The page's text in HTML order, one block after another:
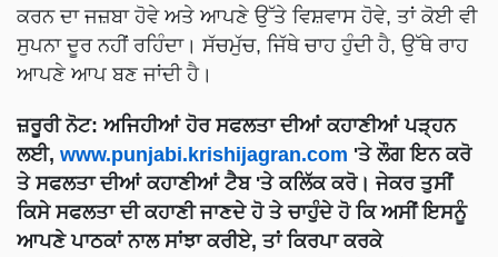
ਕਰਨ ਦਾ ਜਜ਼ਬਾ ਹੋਵੇ ਅਤੇ ਆਪਣੇ ਉੱਤੇ ਵਿਸ਼ਵਾਸ ਹੋਵੇ, ਤਾਂ ਕੋਈ ਵੀ
ਸੁਪਨਾ ਦੂਰ ਨਹੀਂ ਰਹਿੰਦਾ। ਸੱਚਮੁੱਚ, ਜਿੱਥੇ ਚਾਹ ਹੁੰਦੀ ਹੈ, ਉੱਥੇ ਰਾਹ
ਆਪਣੇ ਆਪ ਬਣ ਜਾਂਦੀ ਹੈ।
ਜ਼ਰੂਰੀ ਨੋਟ: ਅਜਿਹੀਆਂ ਹੋਰ ਸਫਲਤਾ ਦੀਆਂ ਕਹਾਣੀਆਂ ਪੜ੍ਹਨ
ਲਈ, www.punjabi.krishijagran.com 'ਤੇ ਲੌਗ ਇਨ ਕਰੋ
ਤੇ ਸਫਲਤਾ ਦੀਆਂ ਕਹਾਣੀਆਂ ਟੈਬ 'ਤੇ ਕਲਿੱਕ ਕਰੋ। ਜੇਕਰ ਤੁਸੀਂ
ਕਿਸੇ ਸਫਲਤਾ ਦੀ ਕਹਾਣੀ ਜਾਣਦੇ ਹੋ ਤੇ ਚਾਹੁੰਦੇ ਹੋ ਕਿ ਅਸੀਂ ਇਸਨੂੰ
ਆਪਣੇ ਪਾਠਕਾਂ ਨਾਲ ਸਾਂਝਾ ਕਰੀਏ, ਤਾਂ ਕਿਰਪਾ ਕਰਕੇ